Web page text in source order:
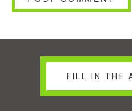
FILL IN THE